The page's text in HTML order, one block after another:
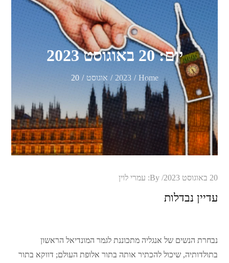
יום:20 באוגוסט 2023
Home
2023 אוגוסט 20
Posted
20 באוגוסט 2023 By: עמרי לוין
עדיין נבדלות
נבחרת הנשים של אנגליה מתכוננת לגמר המונדיאל הראשון
בתולדותיה, שיכול להכתיר אותה בתור אלופת העולם; דווקא בתור